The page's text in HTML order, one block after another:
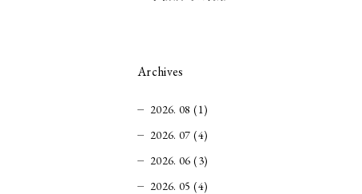
Archives
2026. 08 (1)
2026. 07 (4)
2026. 06 (3)
2026. 05 (4)